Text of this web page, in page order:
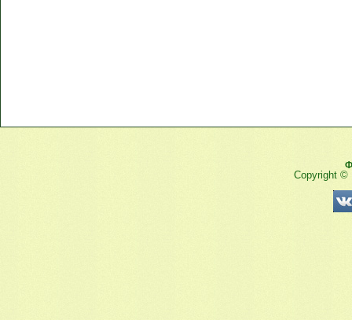
Copyright ©